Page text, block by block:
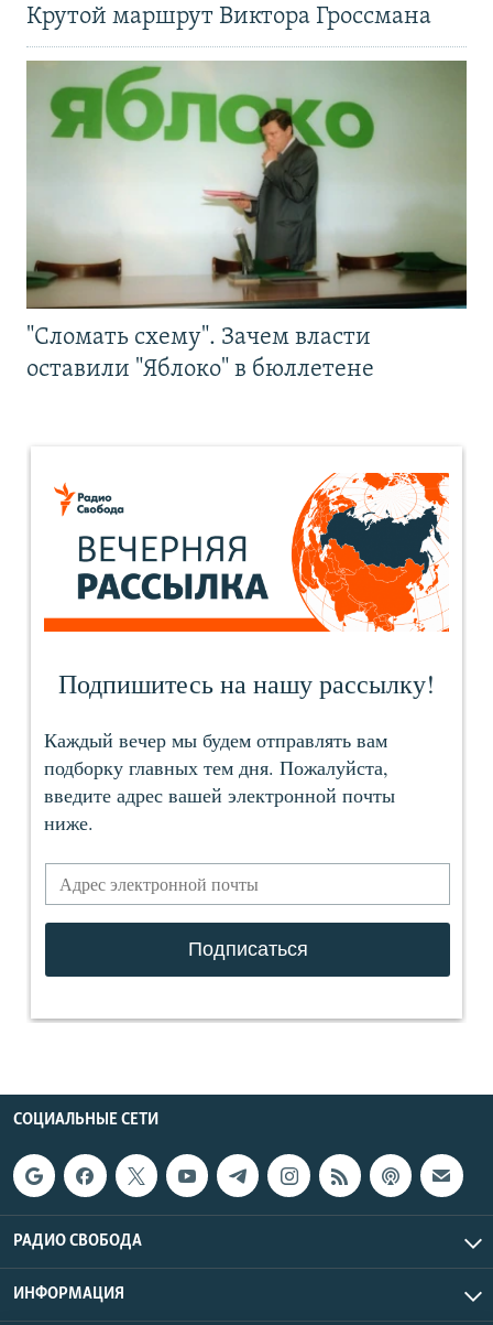
Крутой маршрут Виктора Гроссмана
"Сломать схему". Зачем власти
оставили "Яблоко" в бюллетене
СОЦИАЛЬНЫЕ СЕТИ
РАДИО СВОБОДА
ИНФОРМАЦИЯ